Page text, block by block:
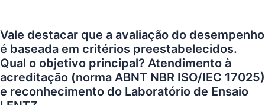
Vale destacar que a avaliação do desempenho
é baseada em critérios preestabelecidos.
Qual o objetivo principal? Atendimento à
acreditação (norma ABNT NBR ISO/IEC 17025)
e reconhecimento do Laboratório de Ensaio